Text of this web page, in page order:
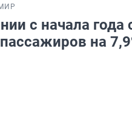
с начала года
на